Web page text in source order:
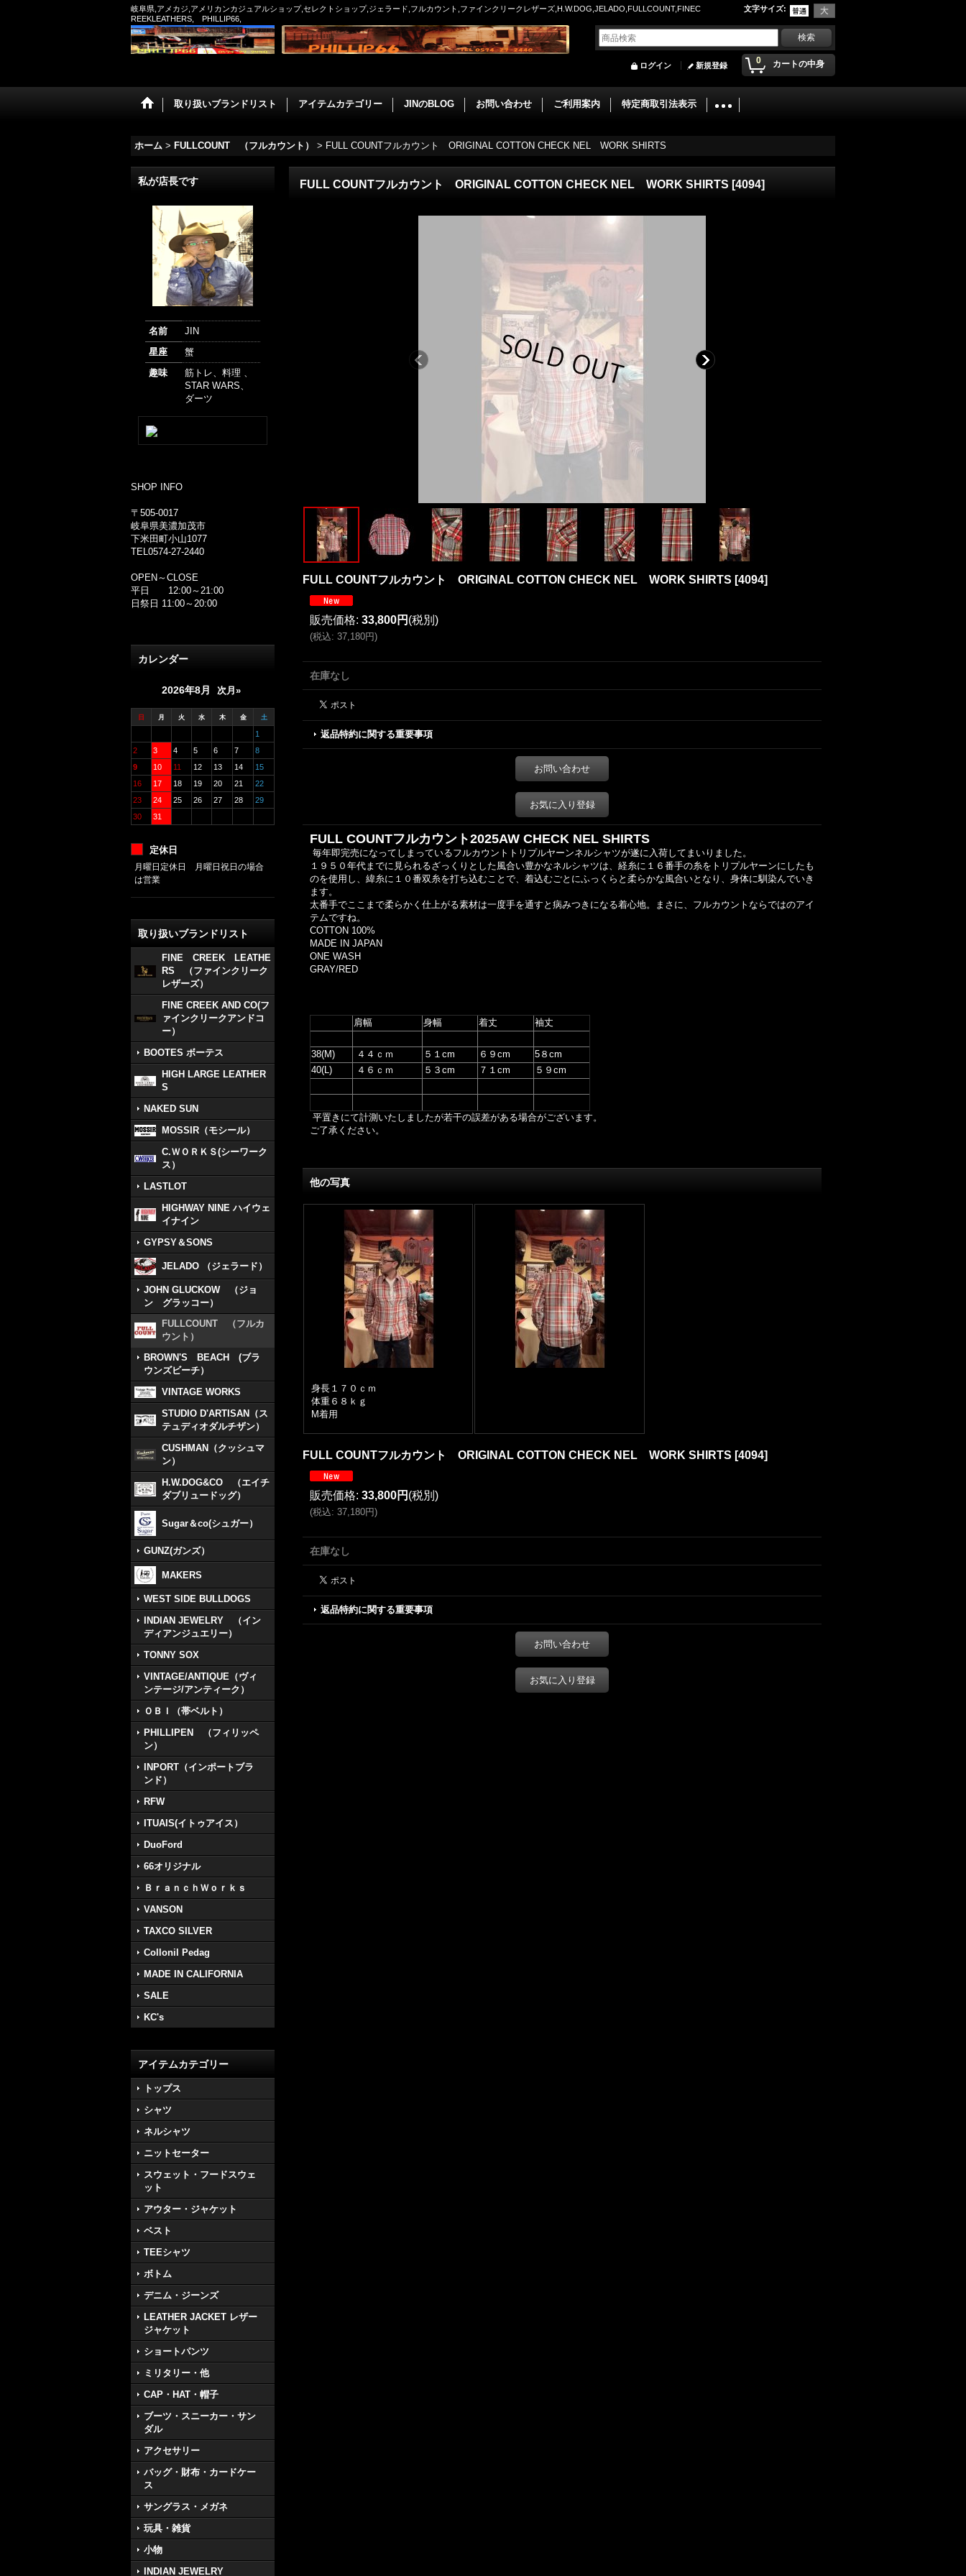
岐阜県,アメカジ,アメリカンカジュアルショップ,セレクトショップ,ジェラード,フルカウント,ファインクリークレザーズ,H.W.DOG,JELADO,FULLCOUNT,FINEC
REEKLEATHERS, PHILLIP66,
文字サイズ:
0 カートの中身
ログイン 新規登録
取り扱いブランドリスト アイテムカテゴリー JINのBLOG お問い合わせ ご利用案内 特定商取引法表示
ホーム > FULLCOUNT （フルカウント） > FULL COUNTフルカウント ORIGINAL COTTON CHECK NEL WORK SHIRTS
私が店長です
名前
JIN
星座
蟹
趣味
筋トレ、料理 、
STAR WARS、
ダーツ
SHOP INFO
〒505-0017
岐阜県美濃加茂市
下米田町小山1077
TEL0574-27-2440
OPEN～CLOSE
平日 12:00～21:00
日祭日 11:00～20:00
カレンダー
2026年8月 次月»
日 月 火 水 木 金 土
1
2
3 4 5 6 7
8
9
10 11 12 13 14
15
16
17 18 19 20 21
22
23
24 25 26 27 28
29
30
31
定休日
月曜日定休日 月曜日祝日の場合
は営業
取り扱いブランドリスト
FINE CREEK LEATHE
RS （ファインクリーク
レザーズ）
FINE CREEK AND CO(フ
ァインクリークアンドコ
ー）
BOOTES ボーテス
HIGH LARGE LEATHER
S
NAKED SUN
MOSSIR（モシール）
C.ＷＯＲＫＳ(シーワーク
ス）
LASTLOT
HIGHWAY NINE ハイウェ
イナイン
GYPSY＆SONS
JELADO （ジェラード）
JOHN GLUCKOW （ジョ
ン グラッコー）
FULLCOUNT （フルカ
ウント）
BROWN'S BEACH (ブラ
ウンズビーチ）
VINTAGE WORKS
STUDIO D'ARTISAN（ス
テュディオダルチザン）
CUSHMAN（クッシュマ
ン）
H.W.DOG&CO （エイチ
ダブリュードッグ）
Sugar＆co(シュガー）
GUNZ(ガンズ）
MAKERS
WEST SIDE BULLDOGS
INDIAN JEWELRY （イン
ディアンジュエリー）
TONNY SOX
VINTAGE/ANTIQUE（ヴィ
ンテージ/アンティーク）
ＯＢＩ（帯ベルト）
PHILLIPEN （フィリッペ
ン）
INPORT（インポートブラ
ンド）
RFW
ITUAIS(イトゥアイス）
DuoFord
66オリジナル
ＢｒａｎｃｈＷｏｒｋｓ
VANSON
TAXCO SILVER
Collonil Pedag
MADE IN CALIFORNIA
SALE
KC's
アイテムカテゴリー
トップス
シャツ
ネルシャツ
ニットセーター
スウェット・フードスウェ
ット
アウター・ジャケット
ベスト
TEEシャツ
ボトム
デニム・ジーンズ
LEATHER JACKET レザー
ジャケット
ショートパンツ
ミリタリー・他
CAP・HAT・帽子
ブーツ・スニーカー・サン
ダル
アクセサリー
バッグ・財布・カードケー
ス
サングラス・メガネ
玩具・雑貨
小物
INDIAN JEWELRY
FULL COUNTフルカウント ORIGINAL COTTON CHECK NEL WORK SHIRTS [4094]
FULL COUNTフルカウント ORIGINAL COTTON CHECK NEL WORK SHIRTS [4094]
販売価格: 33,800円 (税別)
(税込: 37,180円)
在庫なし
返品特約に関する重要事項
お問い合わせ
お気に入り登録
FULL COUNTフルカウント2025AW CHECK NEL SHIRTS
毎年即完売になってしまっているフルカウントトリプルヤーンネルシャツが遂に入荷してまいりました。
１９５０年代までに見られるざっくりとした風合い豊かなネルシャツは、経糸に１６番手の糸をトリプルヤーンにしたも
のを使用し、緯糸に１０番双糸を打ち込むことで、着込むごとにふっくらと柔らかな風合いとなり、身体に馴染んでいき
ます。
太番手でここまで柔らかく仕上がる素材は一度手を通すと病みつきになる着心地。まさに、フルカウントならではのアイ
テムですね。
COTTON 100%
MADE IN JAPAN
ONE WASH
GRAY/RED
肩幅 身幅 着丈 袖丈
38(M) ４４ｃｍ ５１cm ６９cm
5８cm
40(L)
４６ｃｍ ５３cm ７１cm ５９cm
平置きにて計測いたしましたが若干の誤差がある場合がございます。
ご了承ください。
他の写真
身長１７０ｃｍ
体重６８ｋｇ
M着用
FULL COUNTフルカウント ORIGINAL COTTON CHECK NEL WORK SHIRTS [4094]
販売価格: 33,800円 (税別)
(税込: 37,180円)
在庫なし
返品特約に関する重要事項
お問い合わせ
お気に入り登録